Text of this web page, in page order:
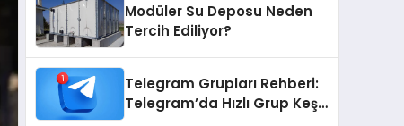
Modüler Su Deposu Neden
Tercih Ediliyor?
Telegram Grupları Rehberi:
Telegram’da Hızlı Grup Keşfi